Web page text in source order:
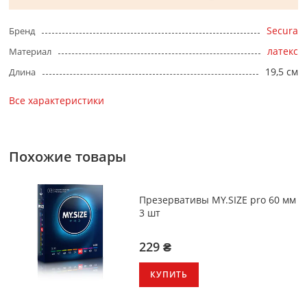
Бренд Secura
Материал латекс
Длина 19,5 см
Все характеристики
Похожие товары
Презервативы MY.SIZE pro 60 мм
3 шт
229 ₴
КУПИТЬ